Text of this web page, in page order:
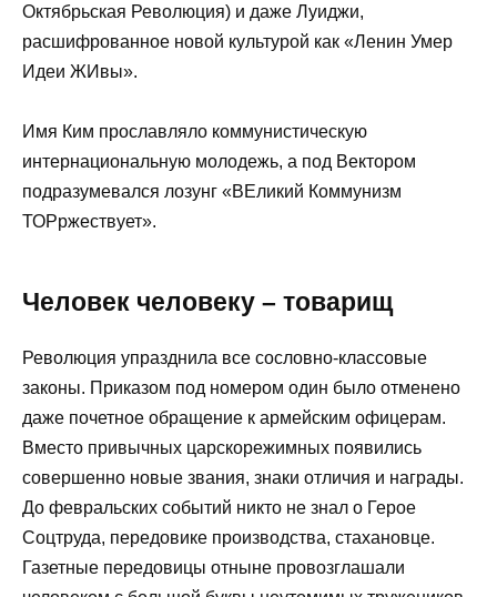
Октябрьская Революция) и даже Луиджи,
расшифрованное новой культурой как «Ленин Умер
Идеи ЖИвы».
Имя Ким прославляло коммунистическую
интернациональную молодежь, а под Вектором
подразумевался лозунг «ВЕликий Коммунизм
ТОРржествует».
Человек человеку – товарищ
Революция упразднила все сословно-классовые
законы. Приказом под номером один было отменено
даже почетное обращение к армейским офицерам.
Вместо привычных царскорежимных появились
совершенно новые звания, знаки отличия и награды.
До февральских событий никто не знал о Герое
Соцтруда, передовике производства, стахановце.
Газетные передовицы отныне провозглашали